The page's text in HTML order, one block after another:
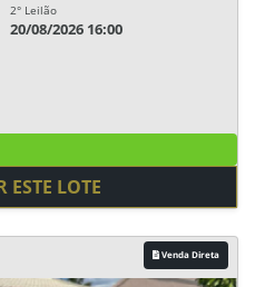
2° Leilão
20/08/2026 16:00
ESTE LOTE
Venda Direta